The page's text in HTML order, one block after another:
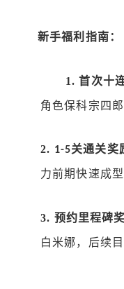
新手福利指南：
1.首次十
角色保科宗四
2. 1-5关通关奖
力前期快速成型
3. 预约里程碑奖
白米娜，后续